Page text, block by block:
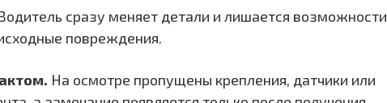
сразу меняет детали и лишается возможности
повреждения.
На осмотре пропущены крепления, датчики или